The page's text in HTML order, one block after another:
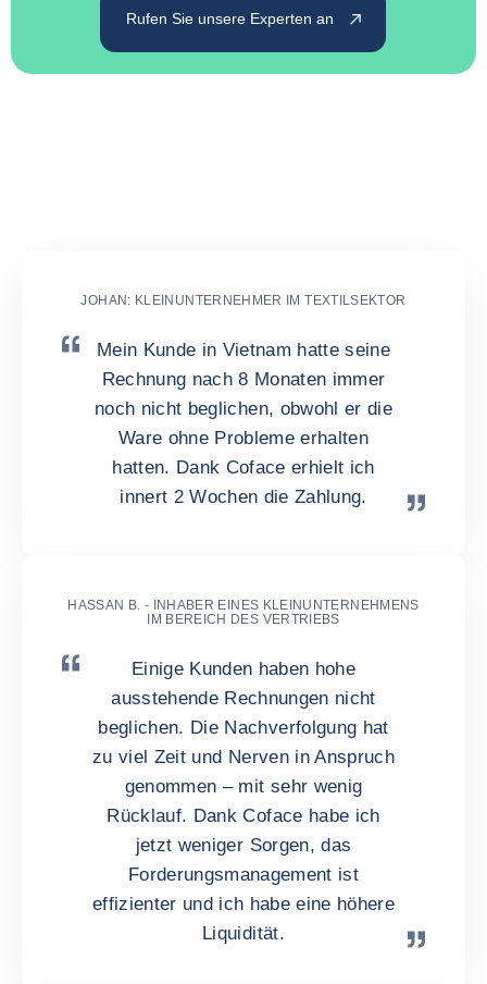
Rufen Sie unsere Experten an
JOHAN: KLEINUNTERNEHMER IM TEXTILSEKTOR
Mein Kunde in Vietnam hatte seine
Rechnung nach 8 Monaten immer
noch nicht beglichen, obwohl er die
Ware ohne Probleme erhalten
hatten. Dank Coface erhielt ich
innert 2 Wochen die Zahlung.
HASSAN B. - INHABER EINES KLEINUNTERNEHMENS
IM BEREICH DES VERTRIEBS
Einige Kunden haben hohe
ausstehende Rechnungen nicht
beglichen. Die Nachverfolgung hat
zu viel Zeit und Nerven in Anspruch
genommen – mit sehr wenig
Rücklauf. Dank Coface habe ich
jetzt weniger Sorgen, das
Forderungsmanagement ist
effizienter und ich habe eine höhere
Liquidität.